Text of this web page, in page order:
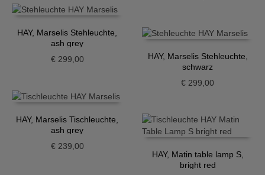
€ 48,00€ 24,00.
HAY, Marselis Stehleuchte,
ash grey
€299,00
HAY, Marselis Stehleuchte,
schwarz
€ 299,00
HAY, Marselis Tischleuchte,
ash grey
€239,00
HAY, Matin table lamp S,
bright red